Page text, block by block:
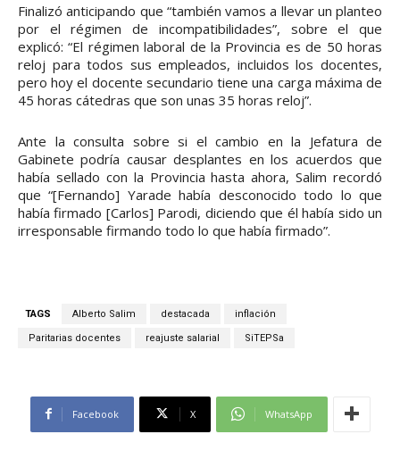
Finalizó anticipando que “también vamos a llevar un planteo
por el régimen de incompatibilidades”, sobre el que
explicó: “El régimen laboral de la Provincia es de 50 horas
reloj para todos sus empleados, incluidos los docentes,
pero hoy el docente secundario tiene una carga máxima de
45 horas cátedras que son unas 35 horas reloj”.
Ante la consulta sobre si el cambio en la Jefatura de
Gabinete podría causar desplantes en los acuerdos que
había sellado con la Provincia hasta ahora, Salim recordó
que “[Fernando] Yarade había desconocido todo lo que
había firmado [Carlos] Parodi, diciendo que él había sido un
irresponsable firmando todo lo que había firmado”.
TAGS Alberto Salim destacada inflación
Paritarias docentes reajuste salarial SiTEPSa
Facebook X WhatsApp